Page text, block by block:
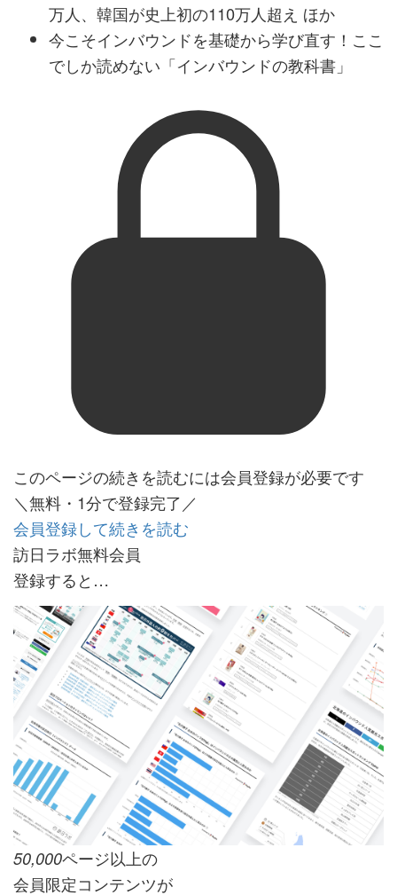
万人、韓国が史上初の110万人超え ほか
今こそインバウンドを基礎から学び直す！ここ
でしか読めない「インバウンドの教科書」
このページの続きを読むには会員登録が必要です
＼無料・1分で登録完了／
会員登録して続きを読む
訪日ラボ無料会員
登録すると…
50,000ページ以上の
会員限定コンテンツが